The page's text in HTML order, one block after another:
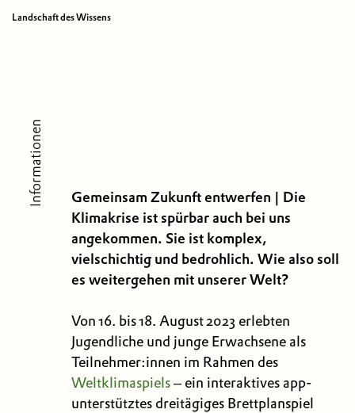
Landschaft des Wissens
Informationen
Gemeinsam Zukunft entwerfen | Die
Klimakrise ist spürbar auch bei uns
angekommen. Sie ist komplex,
vielschichtig und bedrohlich. Wie also soll
es weitergehen mit unserer Welt?
Von 16. bis 18. August 2023 erlebten
Jugendliche und junge Erwachsene als
Teilnehmer:innen im Rahmen des
Weltklimaspiels– ein interaktives app-
unterstütztes dreitägiges Brettplanspiel